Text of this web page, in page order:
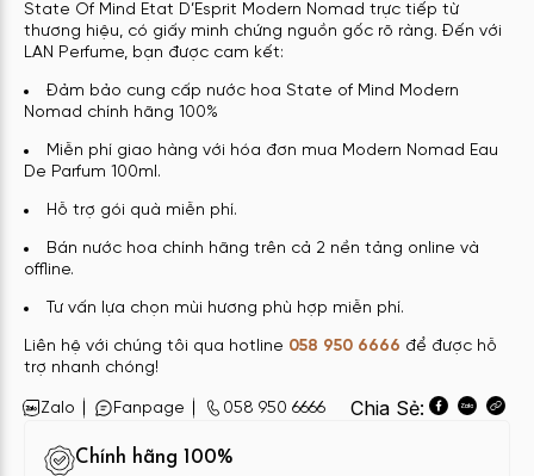
State Of Mind Etat D’Esprit Modern Nomad trực tiếp từ
thương hiệu, có giấy minh chứng nguồn gốc rõ ràng. Đến với
LAN Perfume, bạn được cam kết:
Đảm bảo cung cấp nước hoa State of Mind Modern
Nomad chính hãng 100%
Miễn phí giao hàng với hóa đơn mua Modern Nomad Eau
De Parfum 100ml.
Hỗ trợ gói quà miễn phí.
Bán nước hoa chính hãng trên cả 2 nền tảng online và
offline.
Tư vấn lựa chọn mùi hương phù hợp miễn phí.
Liên hệ với chúng tôi qua hotline 058 950 6666 để được hỗ
trợ nhanh chóng!
Zalo Fanpage 058 950 6666 Chia Sẻ:
Chính hãng 100%